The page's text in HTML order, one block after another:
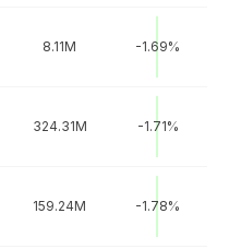
8.11M -1.69%
324.31M -1.71%
159.24M -1.78%